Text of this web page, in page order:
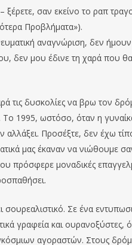
ξέρετε, σαν εκείνο το ραπ
Προβλήματα»).
αναγνώριση, δεν
δεν μου έδινε τη χαρά που
τις δυσκολίες να βρω τον
1995, ωστόσο, όταν η
Προσέξτε, δεν έχω
μας έκαναν να νιώθουμε
πρόσφερε μοναδικές
Σε ένα
γραφεία και
αγοραστών. Στους